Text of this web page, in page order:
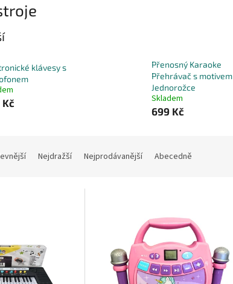
klávesy s
Přenosný Karaoke
Přehrávač s motivem
Jednorožce
Skladem
699 Kč
Nejdražší Nejprodávanější Abecedně